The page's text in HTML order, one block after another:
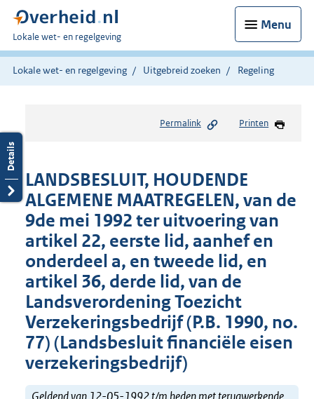
Menu
U
bent
hier:
Lokale wet- en regelgeving
Lokale wet- en regelgeving Uitgebreid zoeken Regeling
Permalink Printen
LANDSBESLUIT, HOUDENDE
ALGEMENE MAATREGELEN, van de
9de mei 1992 ter uitvoering van
artikel 22, eerste lid, aanhef en
onderdeel a, en tweede lid, en
artikel 36, derde lid, van de
Landsveror­dening Toezicht
Verzekeringsbedrijf (P.B. 1990, no.
77) (Landsbesluit financiële eisen
verzekeringsbedrijf)
Geldend van 12-05-1992 t/m heden met terugwerkende